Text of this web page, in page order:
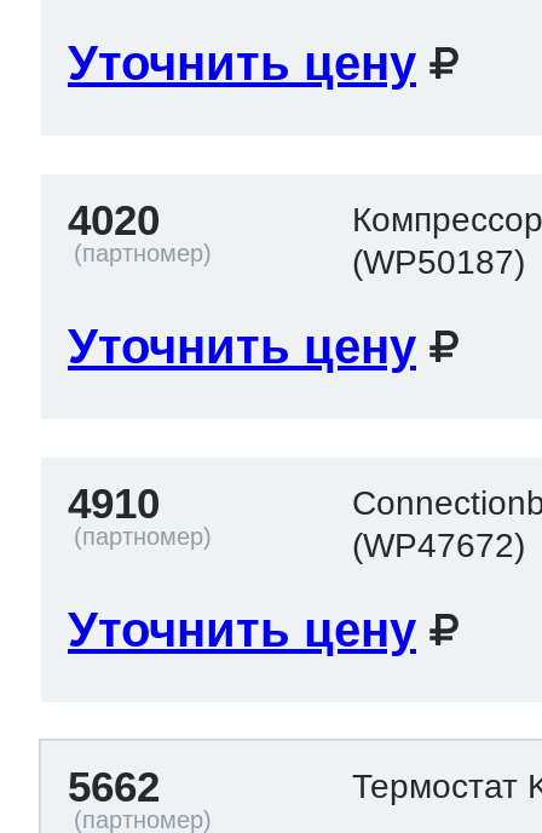
Уточнить цену
4020
(WP50187)
Уточнить цену
4910
(WP47672)
Уточнить цену
5662 Термостат